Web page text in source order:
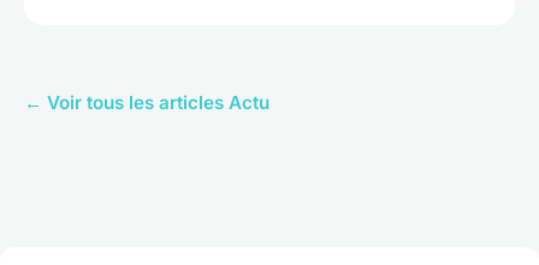
← Voir tous les articles Actu